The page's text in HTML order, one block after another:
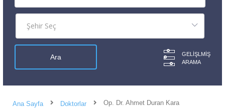
GELIŞLMIŞ
ARAMA
Ana Sayfa Doktorlar Op. Dr. Ahmet Duran Kara